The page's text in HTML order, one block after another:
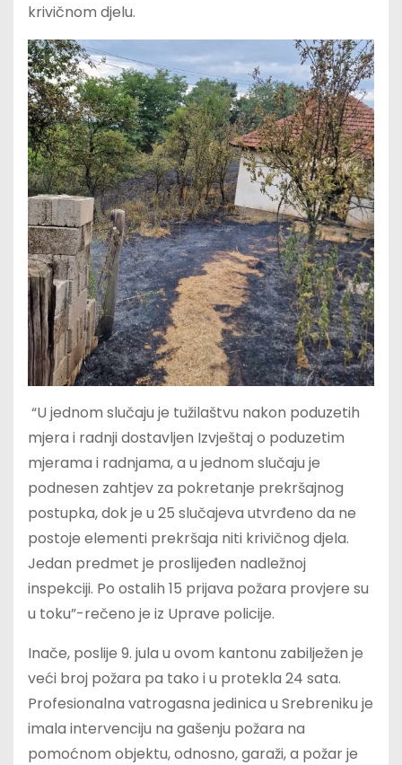
krivičnom djelu.
“U jednom slučaju je tužilaštvu nakon poduzetih
mjera i radnji dostavljen Izvještaj o poduzetim
mjerama i radnjama, a u jednom slučaju je
podnesen zahtjev za pokretanje prekršajnog
postupka, dok je u 25 slučajeva utvrđeno da ne
postoje elementi prekršaja niti krivičnog djela.
Jedan predmet je proslijeđen nadležnoj
inspekciji. Po ostalih 15 prijava požara provjere su
u toku”-rečeno je iz Uprave policije.
Inače, poslije 9. jula u ovom kantonu zabilježen je
veći broj požara pa tako i u protekla 24 sata.
Profesionalna vatrogasna jedinica u Srebreniku je
imala intervenciju na gašenju požara na
pomoćnom objektu, odnosno, garaži, a požar je